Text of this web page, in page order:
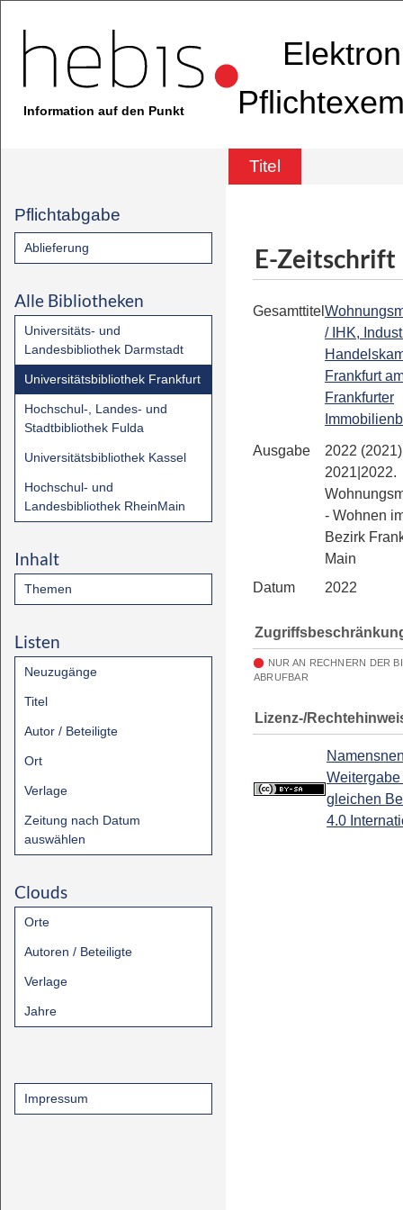
Information auf den Punkt
Titel
Pflichtabgabe
Ablieferung
Alle Bibliotheken
Universitäts- und
Landesbibliothek Darmstadt
Universitätsbibliothek Frankfurt
Hochschul-, Landes- und
Stadtbibliothek Fulda
Universitätsbibliothek Kassel
Hochschul- und
Landesbibliothek RheinMain
Inhalt
Themen
Listen
Neuzugänge
Titel
Autor / Beteiligte
Ort
Verlage
Zeitung nach Datum
auswählen
Clouds
Orte
Autoren / Beteiligte
Verlage
Jahre
Impressum
E-Zeitschrift
Gesamttitel
/ IHK,
Frankfurt
Frankfurter
Ausgabe
2022 (2021)
2021|2022.
- Wohnen
Bezirk
Main
Datum
2022
NUR AN RECHNERN DER
ABRUFBAR
Lizenz-/
Weitergabe
gleichen
4.0